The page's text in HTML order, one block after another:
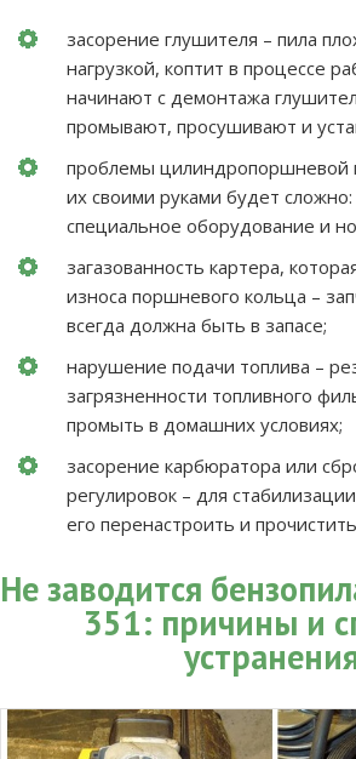
засорение глушителя – пила
нагрузкой, коптит в процессе
начинают с демонтажа
промывают, просушивают и
проблемы цилиндропоршневой
их своими руками будет сложно:
специальное оборудование и
загазованность картера,
износа поршневого кольца –
всегда должна быть в запасе;
нарушение подачи топлива –
загрязненности топливного
промыть в домашних условиях;
засорение карбюратора или
регулировок – для
его перенастроить и
Не заводится
351: причины и